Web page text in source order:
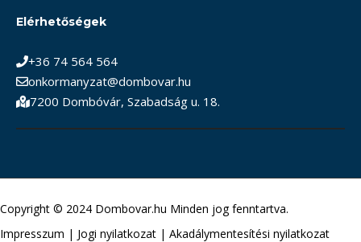
Elérhetőségek
+36 74 564 564
onkormanyzat@dombovar.hu
7200 Dombóvár, Szabadság u. 18.
Copyright © 2024 Dombovar.hu Minden jog fenntartva.
Impresszum | Jogi nyilatkozat | Akadálymentesítési nyilatkozat